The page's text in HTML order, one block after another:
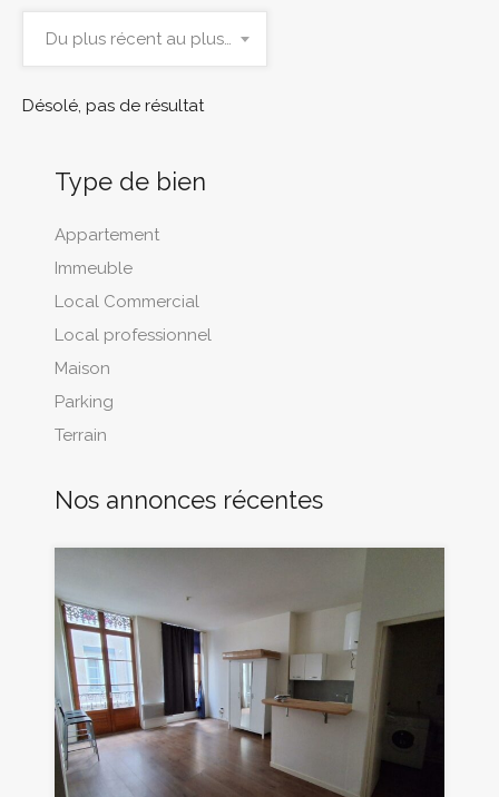
Du plus récent au plus ancien
Désolé, pas de résultat
Type de bien
Appartement
Immeuble
Local Commercial
Local professionnel
Maison
Parking
Terrain
Nos annonces récentes